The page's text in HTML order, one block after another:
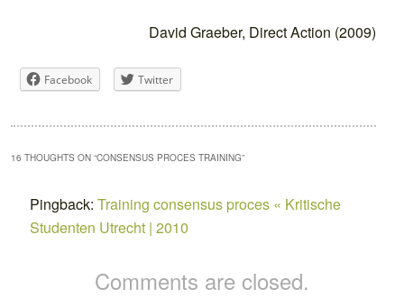
David Graeber, Direct Action (2009)
Facebook Twitter
16 THOUGHTS ON “CONSENSUS PROCES TRAINING”
Pingback:Training consensus proces « Kritische
Studenten Utrecht | 2010
Comments are closed.